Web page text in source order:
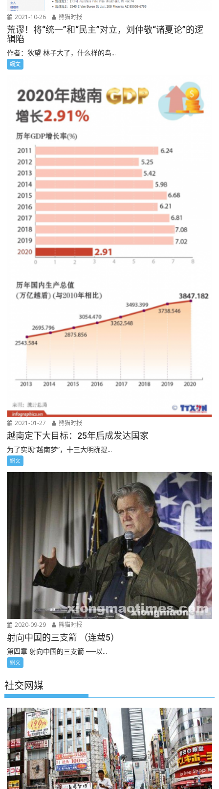
2021-10-26 熊猫时报
荒谬！将“统一”和“民主”对立，刘仲敬“诸夏论”的逻
辑陷
作者：狄望 林子大了，什么样的鸟...
網文
2021-01-27 熊猫时报
越南定下大目标：25年后成发达国家
为了实现“越南梦”，十三大明确提...
網文
2020-09-29 熊猫时报
射向中国的三支箭 （连载5）
第四章 射向中国的三支箭 ──以...
網文
社交网媒